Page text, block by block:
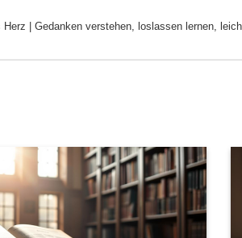
| Gedanken verstehen, loslassen lernen,